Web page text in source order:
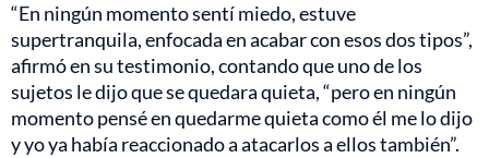
“En ningún momento sentí miedo, estuve
supertranquila, enfocada en acabar con esos dos tipos”,
afirmó en su testimonio, contando que uno de los
sujetos le dijo que se quedara quieta, “pero en ningún
momento pensé en quedarme quieta como él me lo dijo
y yo ya había reaccionado a atacarlos a ellos también”.